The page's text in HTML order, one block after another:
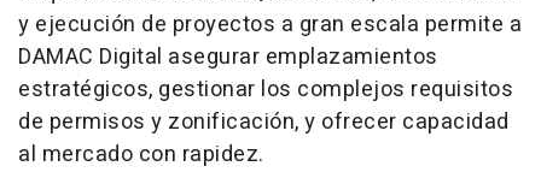
y ejecución de proyectos a gran escala permite a
DAMAC Digital asegurar emplazamientos
estratégicos, gestionar los complejos requisitos
de permisos y zonificación, y ofrecer capacidad
al mercado con rapidez.